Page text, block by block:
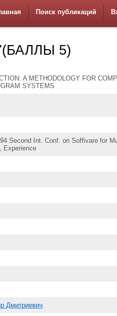
Поиск публикаций
5)
A METHODOLOGY FOR
SYSTEMS
Second Int. Conf. on Soffivare for
Experience
Дмитриевич